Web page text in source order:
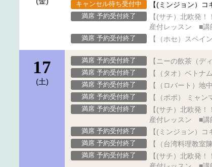
キャンセル待ち受付中 【(ミンジョン）
満席 予約受付終了
【(サチ）北欧発
産付レッスン ■講
満席 予約受付終了 【（ホセ）スペイ
17
(土)
満席 予約受付終了 【ニーの飲茶（デ
満席 予約受付終了 【（タオ）ベト
満席 予約受付終了 【（ロバート）
満席 予約受付終了 【（ポポ） ミャ
満席 予約受付終了
【(サチ）北欧発
産付レッスン ■講
満席 予約受付終了 【(ミンジョン）
満席 予約受付終了 【（台湾料理教
満席 予約受付終了
【(サチ）北欧発